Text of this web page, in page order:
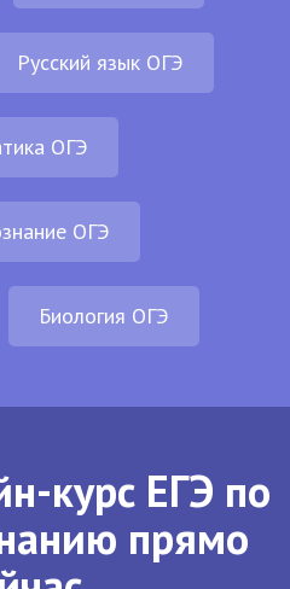
Русский язык ОГЭ
ОГЭ
ОГЭ
Биология ОГЭ
курс ЕГЭ по
прямо